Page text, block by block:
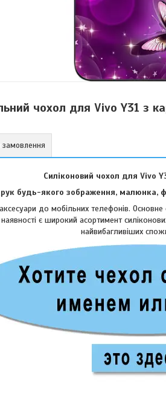
чохол для Vivo Y31 з
замовлення
Силіконовий чохол для Vivo
будь-якого зображення, малюнка,
до мобільних телефонів.
є широкий асортимент
найвибагливіших